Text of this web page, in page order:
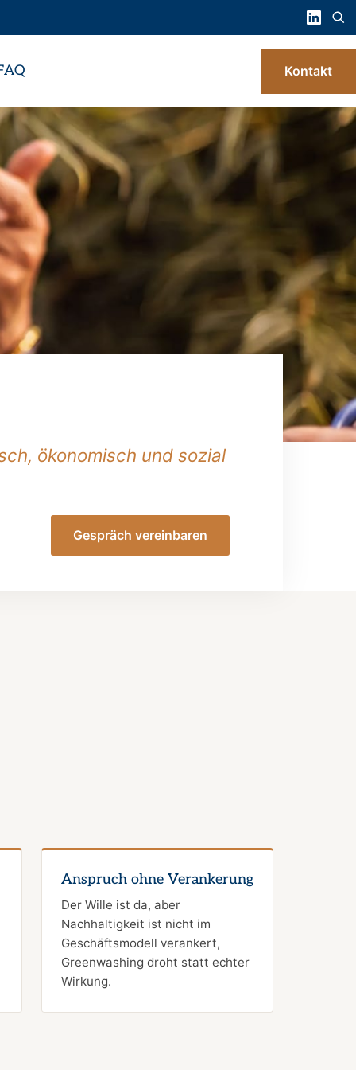
Kontakt
ökonomisch und sozial
Gespräch vereinbaren
Anspruch ohne Verankerung
Der Wille ist da, aber
Nachhaltigkeit ist nicht im
Geschäftsmodell verankert,
Greenwashing droht statt echter
Wirkung.